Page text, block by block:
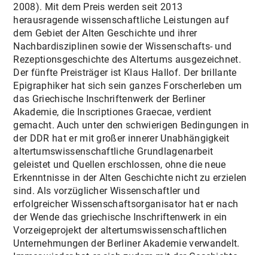
2008). Mit dem Preis werden seit 2013
herausragende wissenschaftliche Leistungen auf
dem Gebiet der Alten Geschichte und ihrer
Nachbardisziplinen sowie der Wissenschafts- und
Rezeptionsgeschichte des Altertums ausgezeichnet.
Der fünfte Preisträger ist Klaus Hallof. Der brillante
Epigraphiker hat sich sein ganzes Forscherleben um
das Griechische Inschriftenwerk der Berliner
Akademie, die Inscriptiones Graecae, verdient
gemacht. Auch unter den schwierigen Bedingungen in
der DDR hat er mit großer innerer Unabhängigkeit
altertumswissenschaftliche Grundlagenarbeit
geleistet und Quellen erschlossen, ohne die neue
Erkenntnisse in der Alten Geschichte nicht zu erzielen
sind. Als vorzüglicher Wissenschaftler und
erfolgreicher Wissenschaftsorganisator hat er nach
der Wende das griechische Inschriftenwerk in ein
Vorzeigeprojekt der altertumswissenschaftlichen
Unternehmungen der Berliner Akademie verwandelt.